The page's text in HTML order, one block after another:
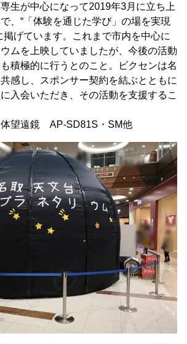
生が中心になって2019年3月に立ち上
、“「体験を通じた学び」の場を実現
掲げています。これまで市内を中心に
ムを上映していましたが、今後の活動
積極的に行うとのこと。ビクセンは名
感し、スポンサー契約を結ぶとともに
入会いただき、その活動を支援するこ
体望遠鏡 AP-SD81S・SM他